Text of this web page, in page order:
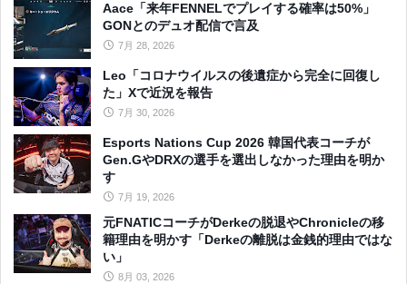
Aace「来年FENNELでプレイする確率は50%」
GONとのデュオ配信で言及
7月 28, 2026
Leo「コロナウイルスの後遺症から完全に回復し
た」Xで近況を報告
7月 30, 2026
Esports Nations Cup 2026 韓国代表コーチが
Gen.GやDRXの選手を選出しなかった理由を明か
す
7月 19, 2026
元FNATICコーチがDerkeの脱退やChronicleの移
籍理由を明かす「Derkeの離脱は金銭的理由ではな
い」
8月 03, 2026